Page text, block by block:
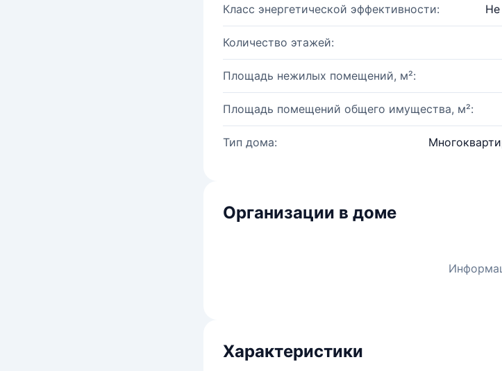
Класс энергетической эффективности: Не
Количество этажей:
Площадь нежилых помещений, м²:
Площадь помещений общего имущества, м²:
Тип дома:
Организации в доме
Характеристики